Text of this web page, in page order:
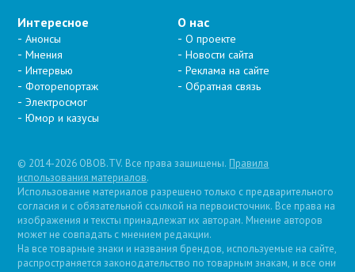
Интересное
Анонсы
Мнения
Интервью
Фоторепортаж
Электросмог
Юмор и казусы
О нас
О проекте
Новости сайта
Реклама на сайте
Обратная связь
© 2014-2026 OBOB.TV. Все права защищены. Правила
использования материалов.
Использование материалов разрешено только с предварительного
согласия и с обязательной ссылкой на первоисточник. Все права на
изображения и тексты принадлежат их авторам. Мнение авторов
может не совпадать с мнением редакции.
На все товарные знаки и названия брендов, используемые на сайте,
распространяется законодательство по товарным знакам, и все они